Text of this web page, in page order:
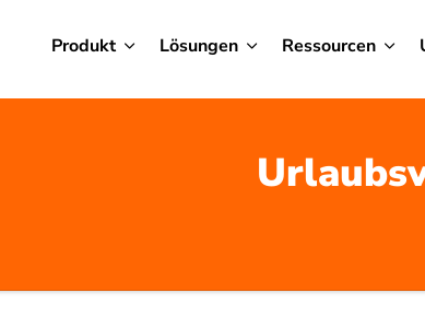
Produkt Lösungen Ressourcen